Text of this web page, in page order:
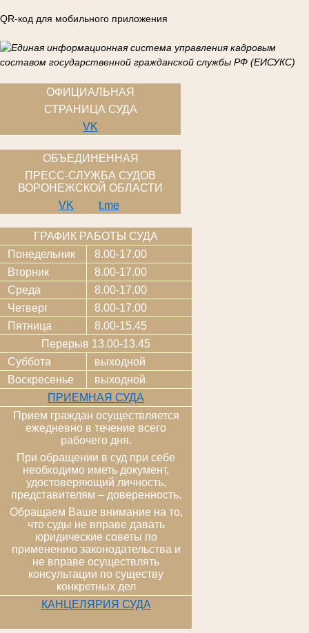
QR-код для мобильного приложения
ОФИЦИАЛЬНАЯ
СТРАНИЦА СУДА
VK
ОБЪЕДИНЕННАЯ
ПРЕСС-СЛУЖБА СУДОВ
ВОРОНЕЖСКОЙ ОБЛАСТИ
VK
t.me
ГРАФИК РАБОТЫ СУДА
Понедельник
8.00-17.00
Вторник
8.00-17.00
Среда
8.00-17.00
Четверг
8.00-17.00
Пятница
8.00-15.45
Перерыв 13.00-13.45
Суббота
выходной
Воскресенье
выходной
ПРИЕМНАЯ СУДА
Прием граждан осуществляется
ежедневно в течение всего
рабочего дня.
При обращении в суд при себе
необходимо иметь документ,
удостоверяющий личность,
представителям – доверенность.
Обращаем Ваше внимание на то,
что суды не вправе давать
юридические советы по
применению законодательства и
не вправе осуществлять
консультации по существу
конкретных дел
КАНЦЕЛЯРИЯ СУДА